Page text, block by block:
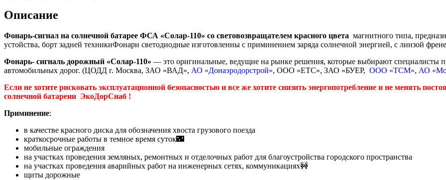
Описание
Фонарь-сигнал на солнечной батарее ФСА «Солар-110» со световозвращателем красного цвета магнитного типа,
устойства, борт задней техникиФонари светодиодные изготовленны с приминением заряда солнечной энергией, с линзой
Фонарь- сигналь дорожный «Солар-110» — это оригинальные, ведущие на рынке решения, которые выбирают специалисты
автомобильных дорог. (ЦОДД г. Москва, ЗАО «ВАД», АО «Донаэродорстрой», ООО «ЕТС», ЗАО «БУЕР, ООО «ТСМ», АО
Если не хотите рисковать эксплуатационной безопасностью и все же хотите снизить энергопотребление и не менять
солнечной батареии ЭкоДорСнаб !
Приминение:
в качестве красного диска для обозначения хвоста грузового поезда
краткосрочные работы в темное время суток🌃
мобильные ограждения
на участках проведения земляных, ремонтных и отделочных работ для благоустройства городского пространства
на участках проведения аварийных работ на инженерных сетях, коммуникациях🚧
щиты дорожные